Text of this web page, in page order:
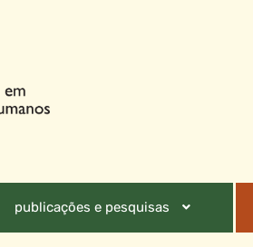
publicações e pesquisas